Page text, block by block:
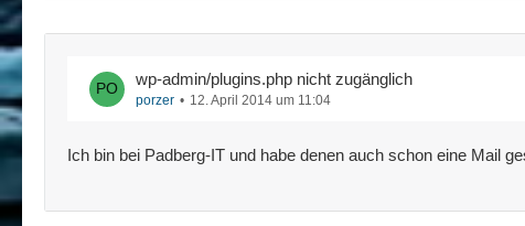
wp-admin/plugins.php nicht zugänglich
porzer 12. April 2014 um 11:04
Ich bin bei Padberg-IT und habe denen auch schon eine Mail